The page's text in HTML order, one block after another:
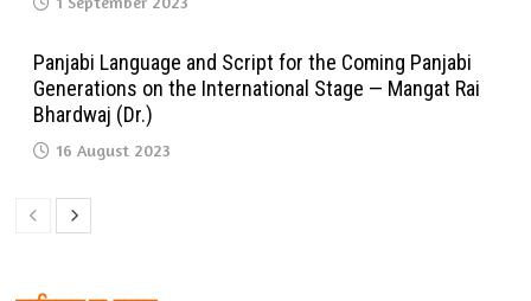
Panjabi Language and Script for the Coming Panjabi
Generations on the International Stage — Mangat Rai
Bhardwaj (Dr.)
16 August 2023